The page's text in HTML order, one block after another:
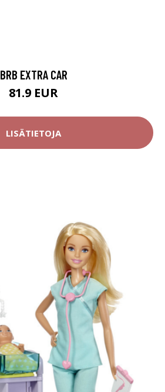
BRB EXTRA CAR
81.9 EUR
LISÄTIETOJA